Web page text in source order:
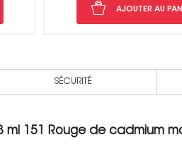
AJOUTER AU
SÉCURITÉ
ml 151 Rouge de cadmium